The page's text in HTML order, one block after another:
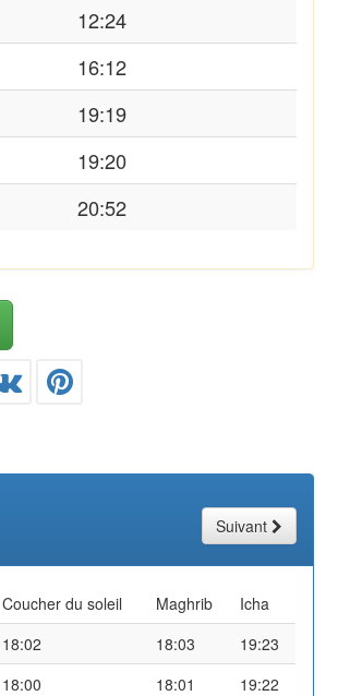
12:24
16:12
19:19
19:20
20:52
Suivant
Coucher du soleil Maghrib
Icha
18:02 18:03
19:23
18:00 18:01
19:22